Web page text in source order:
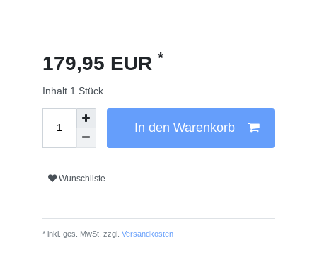
179,95 EUR *
Inhalt 1 Stück
In den Warenkorb
Wunschliste
* inkl. ges. MwSt. zzgl. Versandkosten